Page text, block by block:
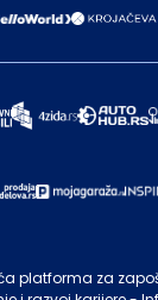
platforma za